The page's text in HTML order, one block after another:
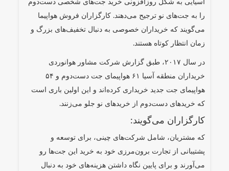
آسیایی به شکل روزافزونی خرید جت‌های شخصی دست‌دوم
را به جت‌های نو ترجیح می‌دهند. کارگزاران فروش هواپیما
می‌گویند که خریداران خصوصی به دنبال تخفیف‌های بزرگ و
زمان انتظار کوتاه هستند.
در سال ۲۰۱۷، طبق گزارش شرکت مشاور هوانوردی
خریداران منطقه آسیا ۶۱ هواپیمای جت دست‌دوم و ۵۴
هواپیمای جت جدید خریداری کرده‌اند و این اولین باری است
که خریدهای دست‌دوم از خریدهای نو جلو می‌زنند.
کارگزاران می‌گویند:
که مشتریان، شامل شرکت‌های چینی، برای توسعه و
پشتیبانی از تجارت برون‌مرزی خود به خرید این جت‌ها رو
می‌آورند و برای پایین نگاه داشتن هزینه‌های خود به دنبال